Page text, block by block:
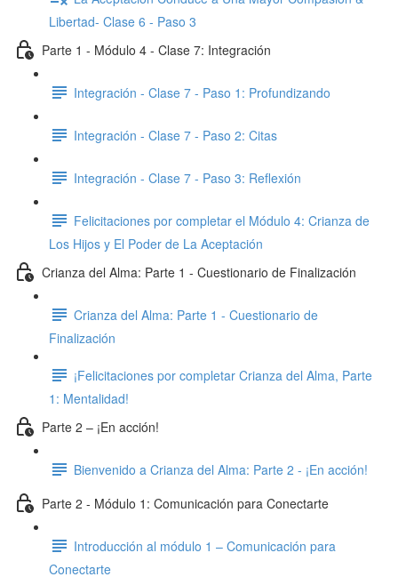
Libertad- Clase 6 - Paso 3
Parte 1 - Módulo 4 - Clase 7: Integración
Integración - Clase 7 - Paso 1: Profundizando
Integración - Clase 7 - Paso 2: Citas
Integración - Clase 7 - Paso 3: Reflexión
Felicitaciones por completar el Módulo 4: Crianza de
Los Hijos y El Poder de La Aceptación
Crianza del Alma: Parte 1 - Cuestionario de Finalización
Crianza del Alma: Parte 1 - Cuestionario de
Finalización
¡Felicitaciones por completar Crianza del Alma, Parte
1: Mentalidad!
Parte 2 – ¡En acción!
Bienvenido a Crianza del Alma: Parte 2 - ¡En acción!
Parte 2 - Módulo 1: Comunicación para Conectarte
Introducción al módulo 1 – Comunicación para
Conectarte